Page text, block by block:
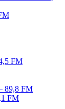
FM
89,8 FM
FM